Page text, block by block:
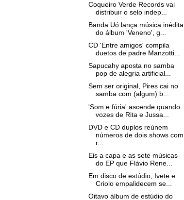
Coqueiro Verde Records vai
distribuir o selo indep...
Banda Uó lança música inédita
do álbum 'Veneno', g...
CD 'Entre amigos' compila
duetos de padre Manzotti...
Sapucahy aposta no samba
pop de alegria artificial...
Sem ser original, Pires cai no
samba com (algum) b...
'Som e fúria' ascende quando
vozes de Rita e Jussa...
DVD e CD duplos reúnem
números de dois shows com
r...
Eis a capa e as sete músicas
do EP que Flávio Rene...
Em disco de estúdio, Ivete e
Criolo empalidecem se...
Oitavo álbum de estúdio do